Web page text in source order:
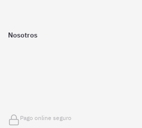
Nosotros
Pago online seguro